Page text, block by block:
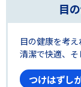
目
目の健康を考え
清潔で快適、そ
つけはずし